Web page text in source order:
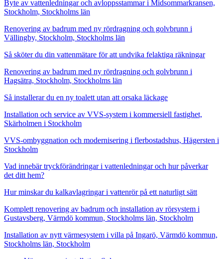
Byte av vattenledningar och avloppsstammar i Midsommarkransen,
Stockholm, Stockholms län
Renovering av badrum med ny rördragning och golvbrunn i
Vällingby, Stockholm, Stockholms län
Så sköter du din vattenmätare för att undvika felaktiga räkningar
Renovering av badrum med ny rördragning och golvbrunn i
Hagsätra, Stockholm, Stockholms län
Så installerar du en ny toalett utan att orsaka läckage
Installation och service av VVS-system i kommersiell fastighet,
Skärholmen i Stockholm
VVS-ombyggnation och modernisering i flerbostadshus, Hägersten i
Stockholm
Vad innebär tryckförändringar i vattenledningar och hur påverkar
det ditt hem?
Hur minskar du kalkavlagringar i vattenrör på ett naturligt sätt
Komplett renovering av badrum och installation av rörsystem i
Gustavsberg, Värmdö kommun, Stockholms län, Stockholm
Installation av nytt värmesystem i villa på Ingarö, Värmdö kommun,
Stockholms län, Stockholm